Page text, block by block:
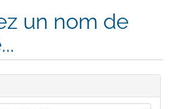
un nom de